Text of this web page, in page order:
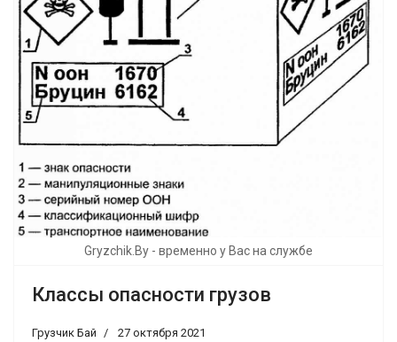
Gryzchik.By - временно у Вас на службе
Классы опасности грузов
Грузчик Бай 27 октября 2021